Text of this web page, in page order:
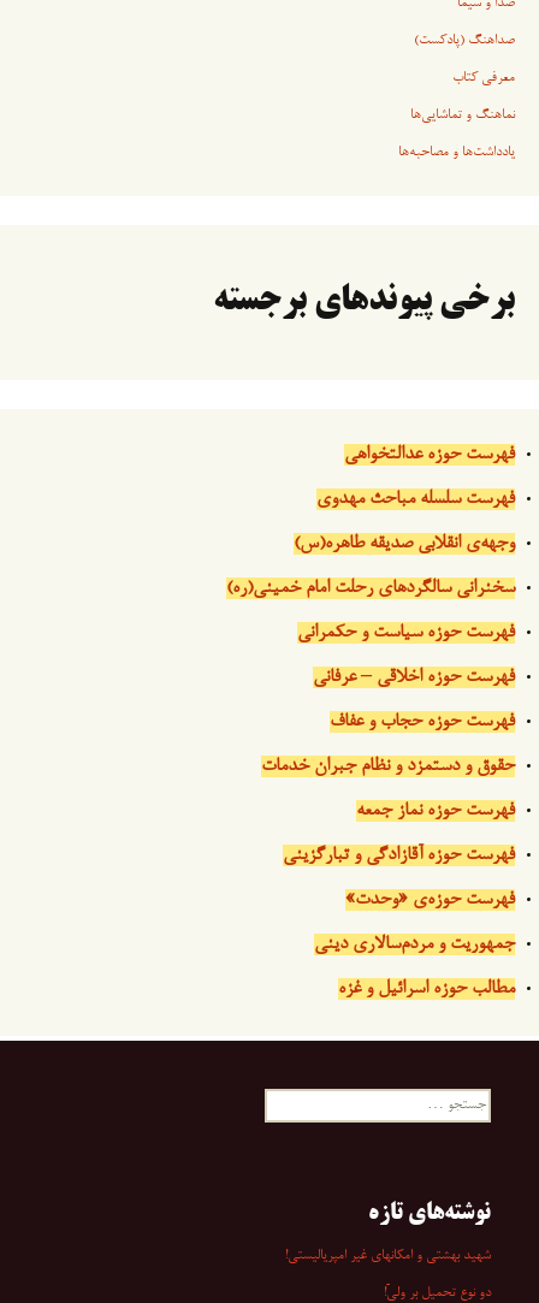
صدا و سیما
صداهنگ (پادکست)
معرفی کتاب
نماهنگ و تماشایی‌ها
یادداشت‌ها و مصاحبه‌ها
برخی پیوندهای برجسته
فهرست حوزه عدالتخواهی
فهرست سلسله مباحث مهدوی
وجهه‌ی انقلابی صدیقه طاهره(س)
سخنرانی سالگردهای رحلت امام خمینی(ره)
فهرست حوزه سیاست و حکمرانی
فهرست حوزه اخلاقی – عرفانی
فهرست حوزه حجاب و عفاف
حقوق و دستمزد و نظام جبران خدمات
فهرست حوزه نماز جمعه
فهرست حوزه آقازادگی و تبارگزینی
فهرست حوزه‌ی «وحدت»
جمهوریت و مردم‌سالاری دینی
مطالب حوزه اسرائیل و غزه
جستجو
نوشته‌های تازه
شهید بهشتی و امکانهای غیر امپریالیستی!
دو نوع تحمیل بر ولیّ!